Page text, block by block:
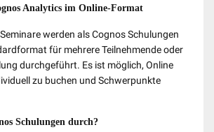
Analytics im Online-Format
werden als Cognos Schulungen
für mehrere Teilnehmende oder
durchgeführt. Es ist möglich, Online
zu buchen und Schwerpunkte
Schulungen durch?